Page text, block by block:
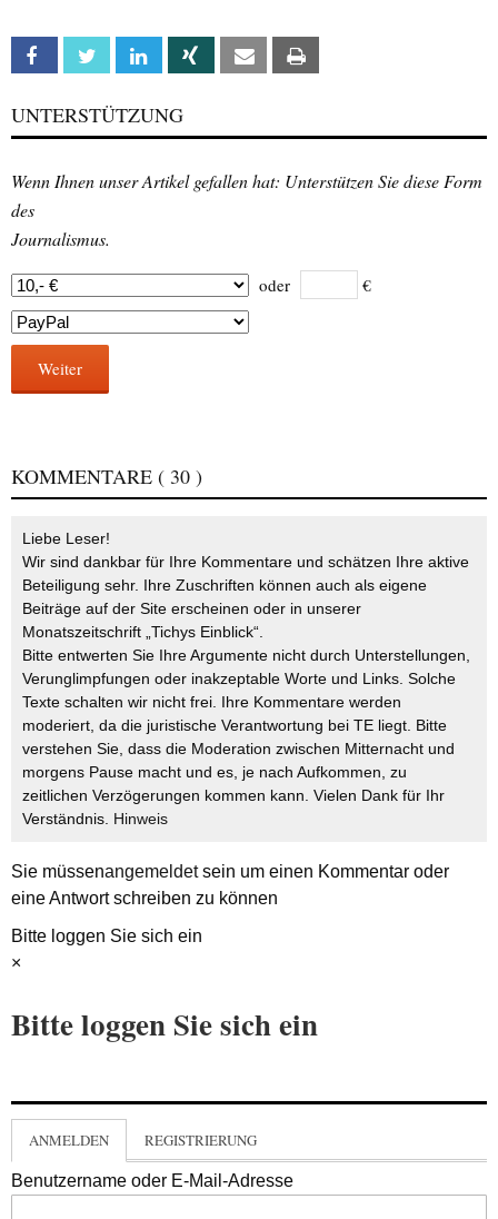
Facebook Twitter Linkedin Xing Email
UNTERSTÜTZUNG
Wenn Ihnen unser Artikel gefallen hat: Unterstützen Sie diese Form
des
Journalismus.
oder €
Weiter
KOMMENTARE ( 30 )
Liebe Leser!
Wir sind dankbar für Ihre Kommentare und schätzen Ihre aktive
Beteiligung sehr. Ihre Zuschriften können auch als eigene
Beiträge auf der Site erscheinen oder in unserer
Monatszeitschrift „Tichys Einblick“.
Bitte entwerten Sie Ihre Argumente nicht durch Unterstellungen,
Verunglimpfungen oder inakzeptable Worte und Links. Solche
Texte schalten wir nicht frei. Ihre Kommentare werden
moderiert, da die juristische Verantwortung bei TE liegt. Bitte
verstehen Sie, dass die Moderation zwischen Mitternacht und
morgens Pause macht und es, je nach Aufkommen, zu
zeitlichen Verzögerungen kommen kann. Vielen Dank für Ihr
Verständnis. Hinweis
Sie müssenangemeldetsein um einen Kommentar oder
eine Antwort schreiben zu können
Bitte loggen Sie sich ein
×
Bitte loggen Sie sich ein
ANMELDEN REGISTRIERUNG
Benutzername oder E-Mail-Adresse